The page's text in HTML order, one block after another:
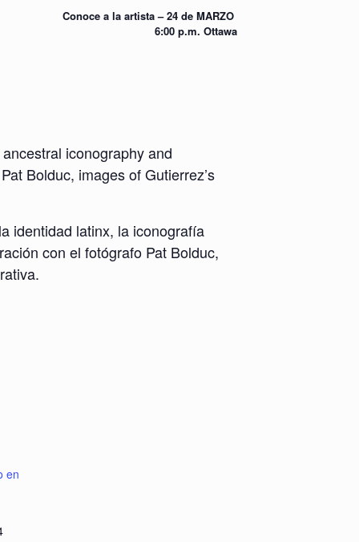
Conoce a la artista – 24 de MARZO
6:00 p.m. Ottawa
iconography and
Bolduc, images of Gutierrez’s
identidad latinx, la iconografía
con el fotógrafo Pat Bolduc,
en